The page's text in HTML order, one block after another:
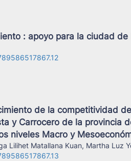
: apoyo para la ciudad de
de la competitividad
y Carrocero de la provincia
niveles Macro y
Lilihet Matallana Kuan, Martha Luz